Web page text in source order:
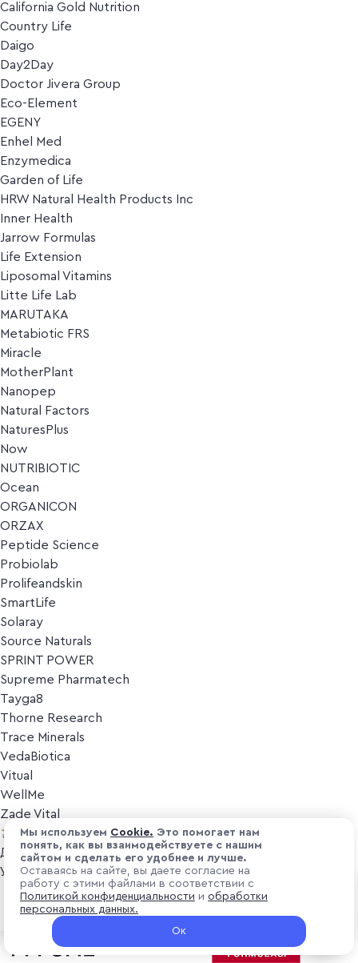
California Gold Nutrition
Country Life
Daigo
Day2Day
Doctor Jivera Group
Eco-Element
EGENY
Enhel Med
Enzymedica
Garden of Life
HRW Natural Health Products Inc
Inner Health
Jarrow Formulas
Life Extension
Liposomal Vitamins
Litte Life Lab
MARUTAKA
Metabiotic FRS
Miracle
MotherPlant
Nanopep
Natural Factors
NaturesPlus
Now
NUTRIBIOTIC
Ocean
ORGANICON
ORZAX
Peptide Science
Probiolab
Prolifeandskin
SmartLife
Solaray
Source Naturals
SPRINT POWER
Supreme Pharmatech
Tayga8
Thorne Research
Trace Minerals
VedaBiotica
Vitual
WellMe
Zade Vital
Косметика
Дезодоранты
Уход за лицом
Уход за телом
Популярные бренды
₽ 2 800
+ 84 ₽ витуальками
В корзину
Мы используем Cоokіе. Это помогает нам
понять, как вы взаимодействуете с нашим
сайтом и сделать его удобнее и лучше.
Оставаясь на сайте, вы даете согласие на
работу с этими файлами в соответствии с
Политикой конфиденциальности и обработки
персональных данных.
Ок